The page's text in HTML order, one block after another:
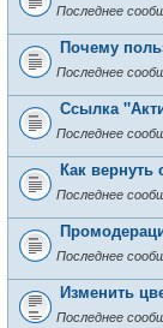
Последнее
Почему
Последнее
Ссылка
Последнее
Как вернуть
Последнее
Последнее
Изменить
Последнее